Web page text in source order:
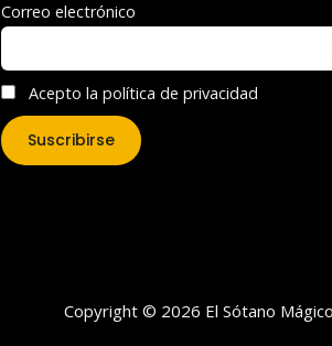
Correo electrónico
Acepto la política de privacidad
Copyright © 2026 El Sótano Mágico